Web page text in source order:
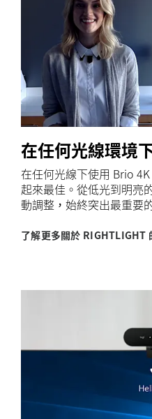
在任何光線環境
在任何光線下使用 Brio
起來最佳。從低光到明亮
動調整，始終突出最重要
了解更多關於 RIGHTLIGHT